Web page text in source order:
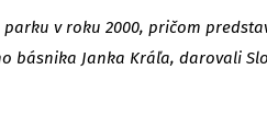
v roku 2000, pričom
Janka Kráľa, darovali